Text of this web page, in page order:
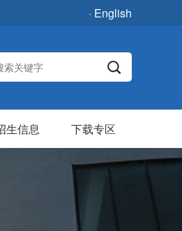
· English
生信息 下载专区